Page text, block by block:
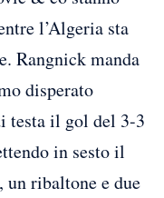
l’Algeria sta
Rangnick manda
disperato
testa il gol del 3-3
in sesto il
ribaltone e due